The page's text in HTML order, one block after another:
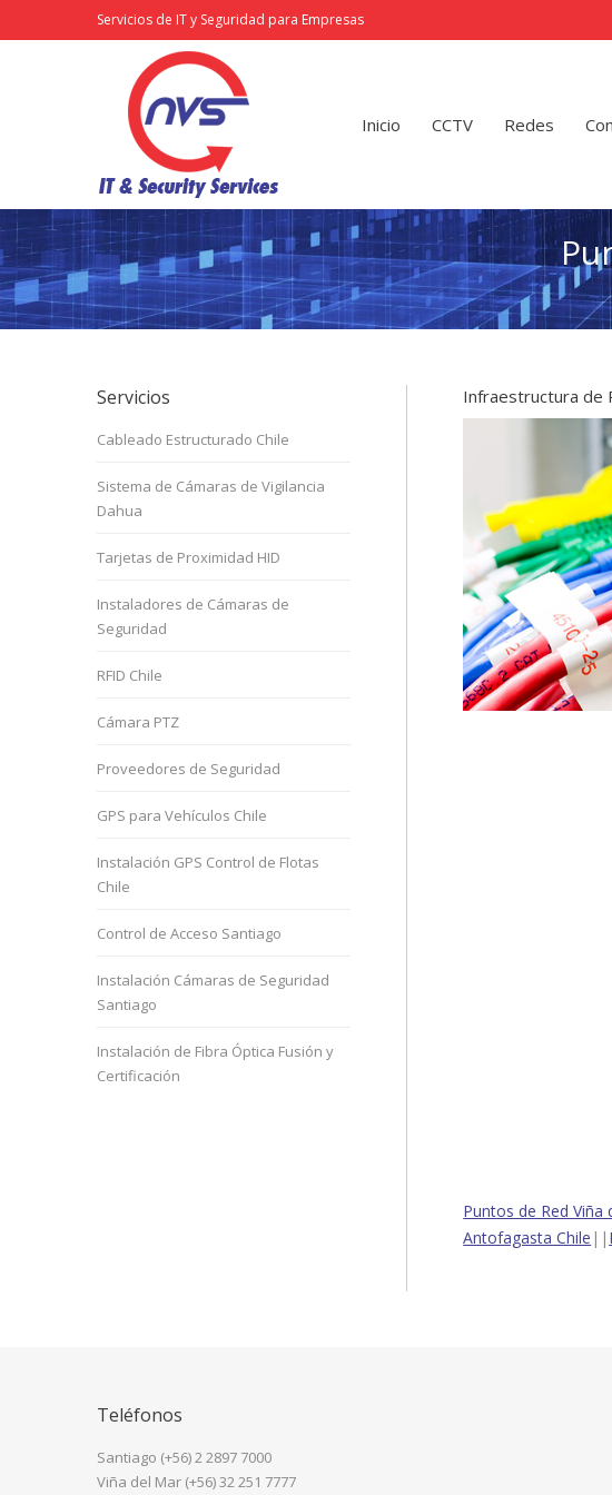
Servicios de IT y Seguridad para Empresas
Inicio CCTV Redes
Infraestructura de
Puntos de Red Viña
Antofagasta Chile ||
Servicios
Cableado Estructurado Chile
Sistema de Cámaras de Vigilancia
Dahua
Tarjetas de Proximidad HID
Instaladores de Cámaras de
Seguridad
RFID Chile
Cámara PTZ
Proveedores de Seguridad
GPS para Vehículos Chile
Instalación GPS Control de Flotas
Chile
Control de Acceso Santiago
Instalación Cámaras de Seguridad
Santiago
Instalación de Fibra Óptica Fusión y
Certificación
Teléfonos
Santiago (+56) 2 2897 7000
Viña del Mar (+56) 32 251 7777
Inicio CCTV Redes Control